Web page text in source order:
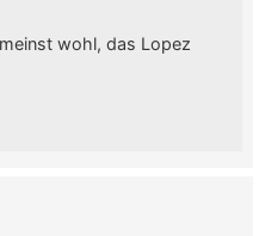
wohl, das Lopez